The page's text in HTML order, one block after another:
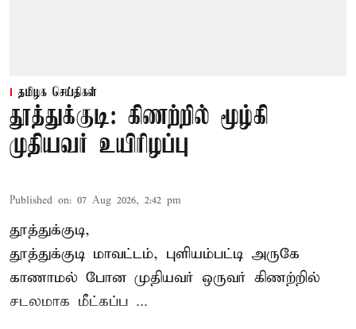
தமிழக செய்திகள்
தூத்துக்குடி: கிணற்றில் மூழ்கி
முதியவர் உயிரிழப்பு
Published on: 07 Aug 2026, 2:42 pm
தூத்துக்குடி,
தூத்துக்குடி மாவட்டம், புளியம்பட்டி அருகே
காணாமல் போன முதியவர் ஒருவர் கிணற்றில்
சடலமாக மீட்கப்ப ...